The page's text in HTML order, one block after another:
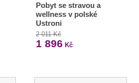
Pobyt se stravou a
wellness v polské
Ustroni
2 011 Kč
1 896 Kč